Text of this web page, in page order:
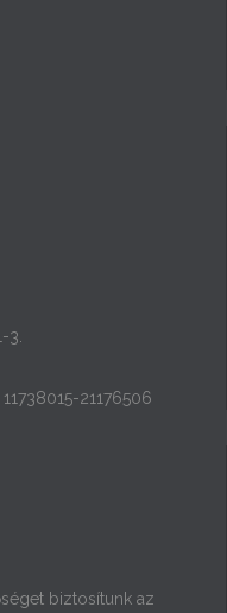
3.
21176506
biztosítunk az